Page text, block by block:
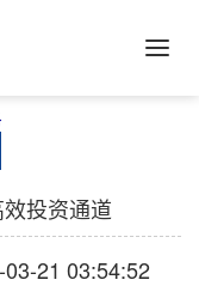
投资通道
21 03:54:52